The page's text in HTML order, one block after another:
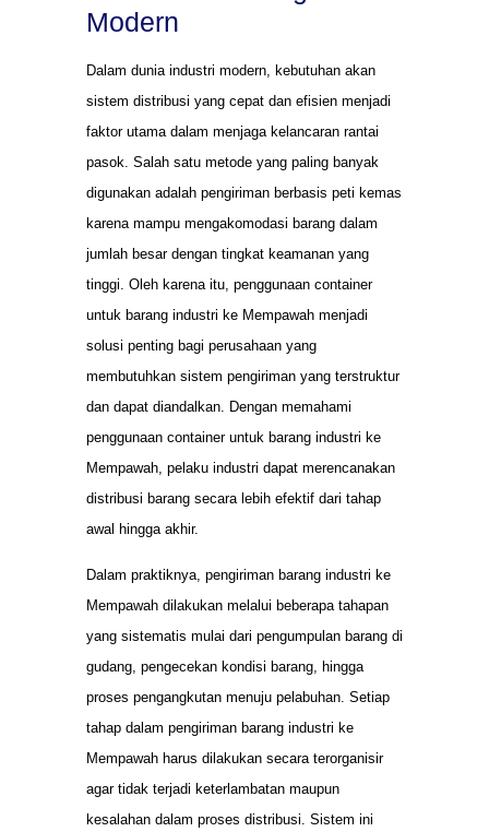
Modern
Dalam dunia industri modern, kebutuhan akan
sistem distribusi yang cepat dan efisien menjadi
faktor utama dalam menjaga kelancaran rantai
pasok. Salah satu metode yang paling banyak
digunakan adalah pengiriman berbasis peti kemas
karena mampu mengakomodasi barang dalam
jumlah besar dengan tingkat keamanan yang
tinggi. Oleh karena itu, penggunaan container
untuk barang industri ke Mempawah menjadi
solusi penting bagi perusahaan yang
membutuhkan sistem pengiriman yang terstruktur
dan dapat diandalkan. Dengan memahami
penggunaan container untuk barang industri ke
Mempawah, pelaku industri dapat merencanakan
distribusi barang secara lebih efektif dari tahap
awal hingga akhir.
Dalam praktiknya, pengiriman barang industri ke
Mempawah dilakukan melalui beberapa tahapan
yang sistematis mulai dari pengumpulan barang di
gudang, pengecekan kondisi barang, hingga
proses pengangkutan menuju pelabuhan. Setiap
tahap dalam pengiriman barang industri ke
Mempawah harus dilakukan secara terorganisir
agar tidak terjadi keterlambatan maupun
kesalahan dalam proses distribusi. Sistem ini